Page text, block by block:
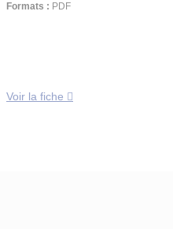
Formats : PDF
Voir la fiche